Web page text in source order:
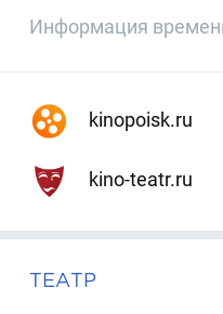
Информация
kinopoisk.ru
kino-teatr.ru
ТЕАТР